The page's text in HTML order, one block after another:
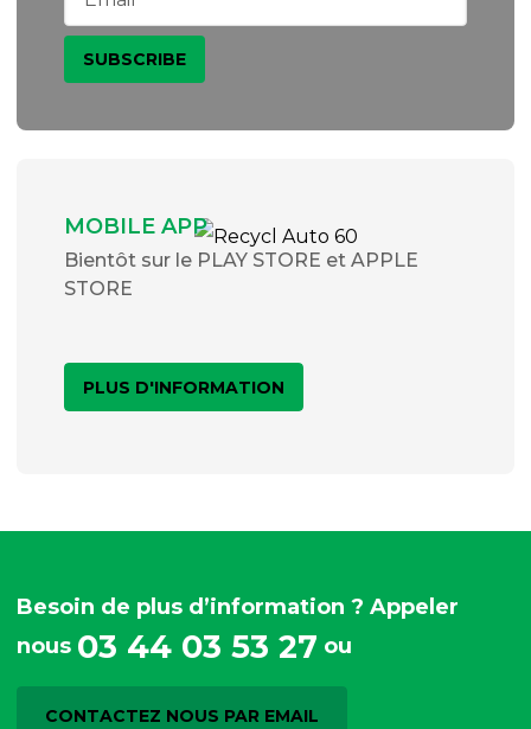
MOBILE APP
Bientôt sur le PLAY STORE et APPLE
STORE
PLUS D'INFORMATION
Besoin de plus d’information ? Appeler
nous 03 44 03 53 27 ou
CONTACTEZ NOUS PAR EMAIL